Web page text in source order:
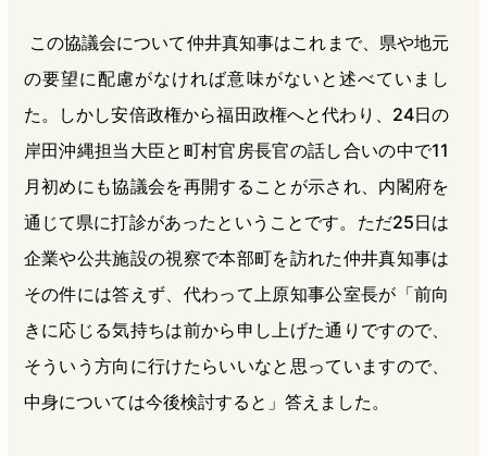
この協議会について仲井真知事はこれまで、県や地元
の要望に配慮がなければ意味がないと述べていまし
た。しかし安倍政権から福田政権へと代わり、24日の
岸田沖縄担当大臣と町村官房長官の話し合いの中で11
月初めにも協議会を再開することが示され、内閣府を
通じて県に打診があったということです。ただ25日は
企業や公共施設の視察で本部町を訪れた仲井真知事は
その件には答えず、代わって上原知事公室長が「前向
きに応じる気持ちは前から申し上げた通りですので、
そういう方向に行けたらいいなと思っていますので、
中身については今後検討すると」答えました。